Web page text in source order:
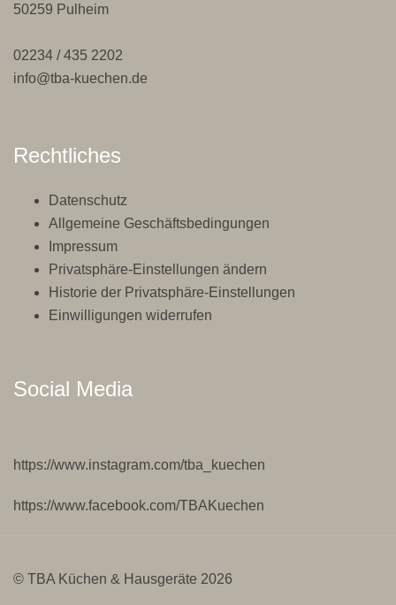
50259 Pulheim
02234 / 435 2202
info@tba-kuechen.de
Rechtliches
Datenschutz
Allgemeine Geschäftsbedingungen
Impressum
Privatsphäre-Einstellungen ändern
Historie der Privatsphäre-Einstellungen
Einwilligungen widerrufen
Social Media
https://www.instagram.com/tba_kuechen
https://www.facebook.com/TBAKuechen
© TBA Küchen & Hausgeräte 2026